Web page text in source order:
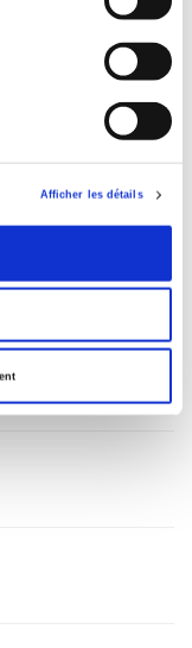
Afficher les détails
et gouvernement